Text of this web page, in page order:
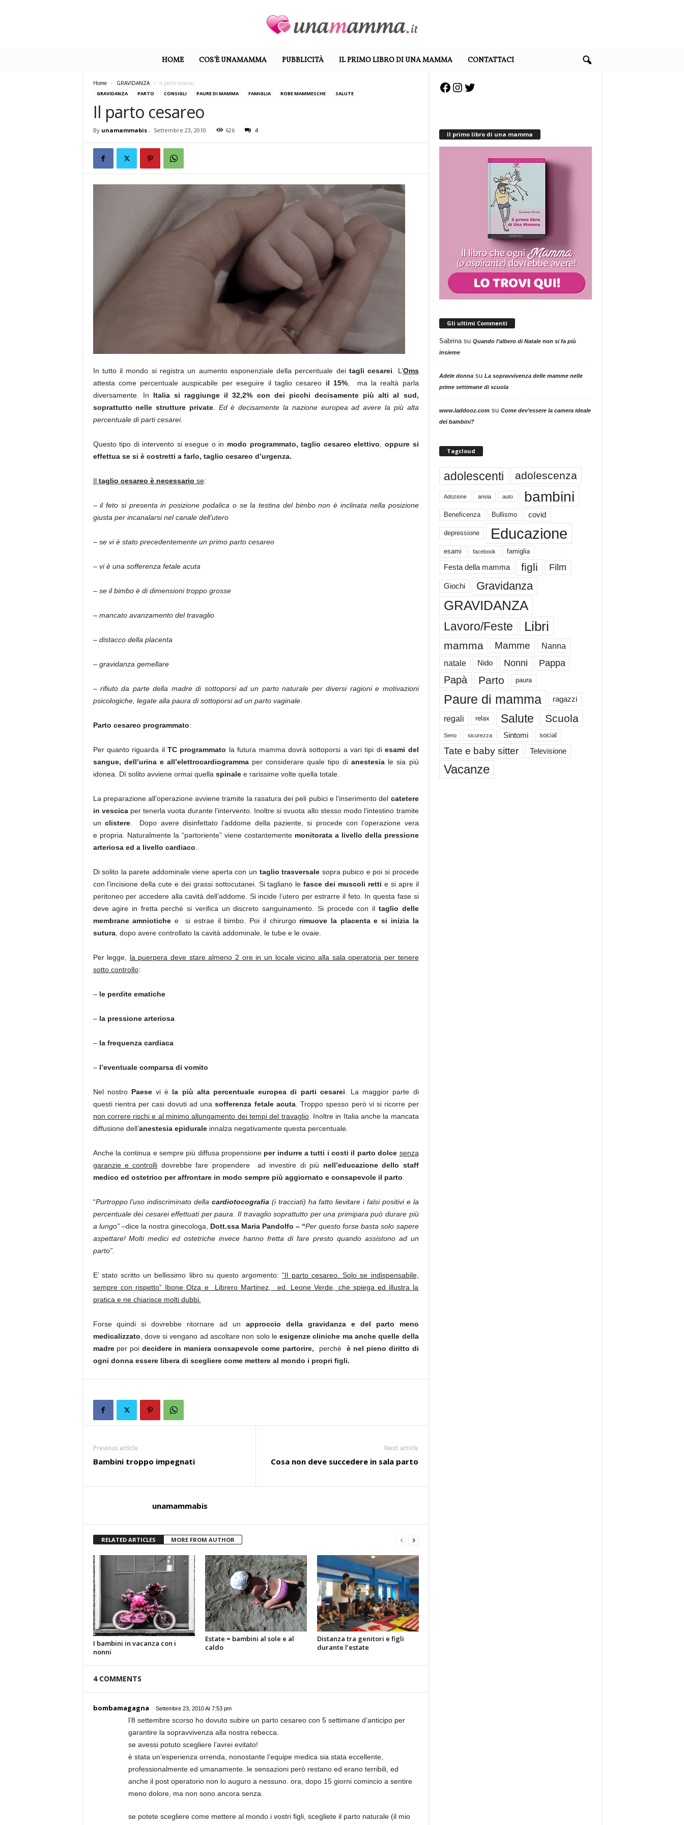
HOME COS’È UNAMAMMA PUBBLICITÀ IL PRIMO LIBRO DI UNA MAMMA CONTATTACI
Home GRAVIDANZA Il parto cesareo
GRAVIDANZA PARTO CONSIGLI PAURE DI MAMMA FAMIGLIA ROBE MAMMESCHE SALUTE
Il parto cesareo
By unamammabis- Settembre 23, 2010 626 4
In tutto il mondo si registra un aumento esponenziale della percentuale deitagli cesarei . L’Oms
attesta come percentuale auspicabile per eseguire il taglio cesareo il 15%, ma la realtà parla
diversamente. In Italia si raggiunge il 32,2% con dei picchi decisamente più alti al sud,
soprattutto nelle strutture private. Ed è decisamente la nazione europea ad avere la più alta
percentuale di parti cesarei.
Questo tipo di intervento si esegue o in modo programmato, taglio cesareo elettivo
oppure si
effettua se si è costretti a farlo, taglio cesareo d’urgenza.
Il taglio cesareo è necessario se:
–il feto si presenta in posizione podalica o se la testina del bimbo non è inclinata nella posizione
giusta per incanalarsi nel canale dell’utero
–se vi è stato precedentemente un primo parto cesareo
– vi è una sofferenza fetale acuta
– se il bimbo è di dimensioni troppo grosse
– mancato avanzamento del travaglio
–distacco della placenta
– gravidanza gemellare
– rifiuto da parte della madre di sottoporsi ad un parto naturale per diversi ragioni e motivazioni
psicologiche, legate alla paura di sottoporsi ad un parto vaginale.
Parto cesareo programmato:
Per quanto riguarda il TC programmato la futura mamma dovrà sottoporsi a vari tipi diesami del
sangue, dell’urina e all’elettrocardiogrammaper considerare quale tipo di anestesia le sia più
idonea. Dì solito avviene ormai quella spinalee rarissime volte quella totale.
La preparazione all’operazione avviene tramite la rasatura dei peli pubici e l’inserimento del catetere
in vescicaper tenerla vuota durante l’intervento. Inoltre si svuota allo stesso modo l’intestino tramite
un clistere. Dopo avere disinfettato l’addome della paziente, si procede con l’operazione vera
e propria. Naturalmente la “partoriente” viene costantementemonitorata a livello della pressione
arteriosa ed a livello cardiaco
Di solito la parete addominale viene aperta con un taglio trasversale sopra pubico e poi si procede
con l’incisione della cute e dei grassi sottocutanei. Si tagliano lefasce dei muscoli retti e si apre il
peritoneo per accedere alla cavità dell’addome. Si incide l’utero per estrarre il feto. In questa fase si
deve agire in fretta perchè si verifica un discreto sanguinamento. Si procede con il taglio delle
membrane amniotiche e si estrae il bimbo. Poi il chirurgo rimuove la placenta e si inizia la
sutura, dopo avere controllato la cavità addominale, le tube e le ovaie.
Per legge, la puerpera deve stare almeno 2 ore in un locale vicino alla sala operatoria per tenere
sotto controllo:
– le perdite ematiche
– la pressione arteriosa
– la frequenza cardiaca
– l’eventuale comparsa di vomito
Nel nostro Paesevi è la più alta percentuale europea di parti cesarei . La maggior parte di
questi rientra per casi dovuti ad unasofferenza fetale acuta. Troppo spesso però vi si ricorre per
non correre rischi e al minimo allungamento dei tempi del travaglio. Inoltre in Italia anche la mancata
diffusione dell’anestesia epiduraleinnalza negativamente questa percentuale.
Anche la continua e sempre più diffusa propensione per indurre a tutti i costi il parto dolce senza
garanzie e controlli dovrebbe fare propendere ad investire di più nell’educazione dello staff
medico ed ostetrico per affrontare in modo sempre più aggiornato e consapevole il parto
“Purtroppo l’uso indiscriminato della cardiotocografia (i tracciati) ha fatto lievitare i falsi positivi e la
percentuale dei cesarei effettuati per paura
Il travaglio soprattutto per una primipara può durare più
a lungo” –dice la nostra ginecologa, Dott.ssa Maria Pandolfo – “Per questo forse basta solo sapere
aspettare! Molti medici ed ostetriche invece hanno fretta di fare presto quando assistono ad un
parto”.
E’ stato scritto un bellissimo libro su questo argomento:“Il parto cesareo. Solo se indispensabile,
sempre con rispetto” Ibone Olza e Librero Martinez, ed. Leone Verde, che spiega ed illustra la
pratica e ne chiarisce molti dubbi.
Forse quindi si dovrebbe ritornare ad un approccio della gravidanza e del parto meno
medicalizzato , dove si vengano ad ascoltare non solo leesigenze cliniche ma anche quelle della
madreper poidecidere in maniera consapevole come partorire, perchè è nel pieno diritto di
ogni donna essere libera di scegliere come mettere al mondo i propri figli.
Previous article
Bambini troppo impegnati
Next article
Cosa non deve succedere in sala parto
unamammabis
RELATED ARTICLES MORE FROM AUTHOR
I bambini in vacanza con i
nonni
Estate = bambini al sole e al
caldo
Distanza tra genitori e figli
durante l’estate
4 COMMENTS
bombamagagna Settembre 23, 2010 At 7:53 pm
l’8 settembre scorso ho dovuto subire un parto cesareo con 5 settimane d’anticipo per
garantire la sopravvivenza alla nostra rebecca.
se avessi potuto scegliere l’avrei evitato!
è stata un’esperienza orrenda, nonostante l’equipe medica sia stata eccellente,
professionalmente ed umanamente..le sensazioni però restano ed erano terribili, ed
anche il post operatorio non lo auguro a nessuno. ora, dopo 15 giorni comincio a sentire
meno dolore, ma non sono ancora senza.
se potete scegliere come mettere al mondo i vostri figli, scegliete il parto naturale (il mio
Facebook
Instagram
Twitter
Il primo libro di una mamma
Gli ultimi Commenti
Sabrinasu Quando l’albero di Natale non si fa più
insieme
Adele donnasu La sopravvivenza delle mamme nelle
prime settimane di scuola
www.laddooz.comsu Come dev’essere la camera ideale
dei bambini?
Tagcloud
adolescenti adolescenza
Adozione ansia auto bambini
Beneficenza Bullismo covid
depressione Educazione
esami facebook famiglia
Festa della mamma figli Film
Giochi Gravidanza
GRAVIDANZA
Lavoro/Feste Libri
mamma Mamme
Nanna
natale
Nido Nonni Pappa
Papà Parto paura
Paure di mamma ragazzi
regali relax Salute Scuola
Seno sicurezza Sintomi social
Tate e baby sitter Televisione
Vacanze